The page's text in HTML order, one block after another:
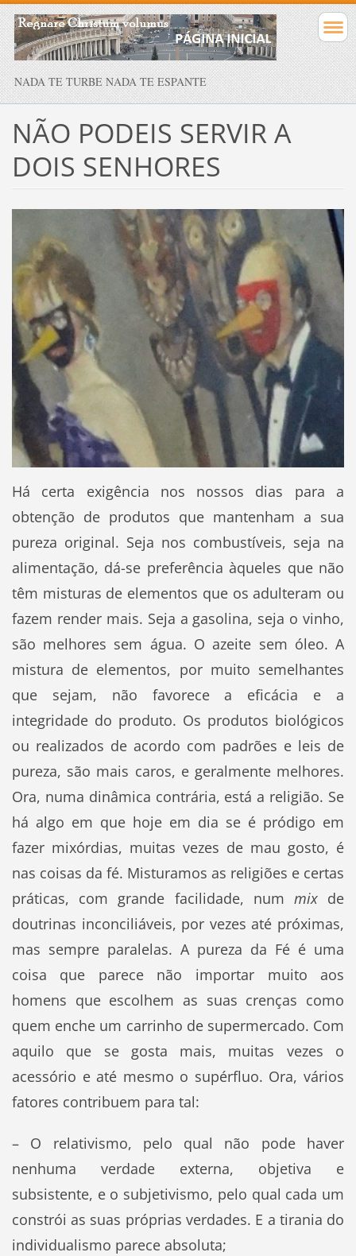
NADA TE TURBE NADA TE ESPANTE
NÃO PODEIS SERVIR A
DOIS SENHORES
Há certa exigência nos nossos dias para a
obtenção de produtos que mantenham a sua
pureza original. Seja nos combustíveis, seja na
alimentação, dá-se preferência àqueles que não
têm misturas de elementos que os adulteram ou
fazem render mais. Seja a gasolina, seja o vinho,
são melhores sem água. O azeite sem óleo. A
mistura de elementos, por muito semelhantes
que sejam, não favorece a eficácia e a
integridade do produto. Os produtos biológicos
ou realizados de acordo com padrões e leis de
pureza, são mais caros, e geralmente melhores.
Ora, numa dinâmica contrária, está a religião. Se
há algo em que hoje em dia se é pródigo em
fazer mixórdias, muitas vezes de mau gosto, é
nas coisas da fé. Misturamos as religiões e certas
práticas, com grande facilidade, num mixde
doutrinas inconciliáveis, por vezes até próximas,
mas sempre paralelas. A pureza da Fé é uma
coisa que parece não importar muito aos
homens que escolhem as suas crenças como
quem enche um carrinho de supermercado. Com
aquilo que se gosta mais, muitas vezes o
acessório e até mesmo o supérfluo. Ora, vários
fatores contribuem para tal:
– O relativismo, pelo qual não pode haver
nenhuma verdade externa, objetiva e
subsistente, e o subjetivismo, pelo qual cada um
constrói as suas próprias verdades. E a tirania do
individualismo parece absoluta;